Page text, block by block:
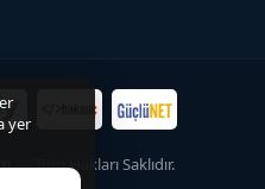
— Tüm Hakları Saklıdır.
yer